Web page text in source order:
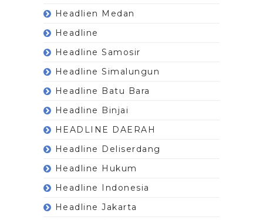
Headlien Medan
Headline
Headline Samosir
Headline Simalungun
Headline Batu Bara
Headline Binjai
HEADLINE DAERAH
Headline Deliserdang
Headline Hukum
Headline Indonesia
Headline Jakarta